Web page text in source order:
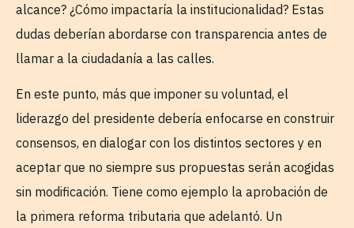
alcance? ¿Cómo impactaría la institucionalidad? Estas
dudas deberían abordarse con transparencia antes de
llamar a la ciudadanía a las calles.
En este punto, más que imponer su voluntad, el
liderazgo del presidente debería enfocarse en construir
consensos, en dialogar con los distintos sectores y en
aceptar que no siempre sus propuestas serán acogidas
sin modificación. Tiene como ejemplo la aprobación de
la primera reforma tributaria que adelantó. Un